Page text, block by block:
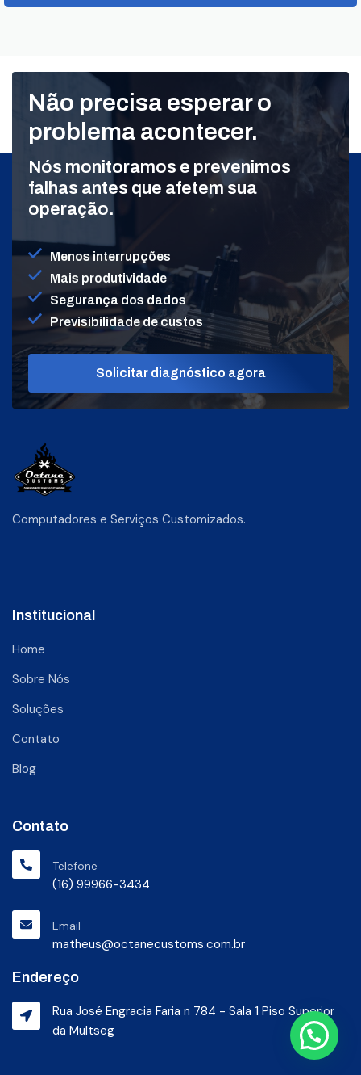
Não precisa esperar o
problema acontecer.
Nós monitoramos e prevenimos
falhas antes que afetem sua
operação.
Menos interrupções
Mais produtividade
Segurança dos dados
Previsibilidade de custos
Solicitar diagnóstico agora
Computadores e Serviços Customizados.
Institucional
Home
Sobre Nós
Soluções
Contato
Blog
Contato
Telefone
(16) 99966-3434
Email
matheus@octanecustoms.com.br
Endereço
Rua José Engracia Faria n 784 - Sala 1 Piso Superior
da Multseg